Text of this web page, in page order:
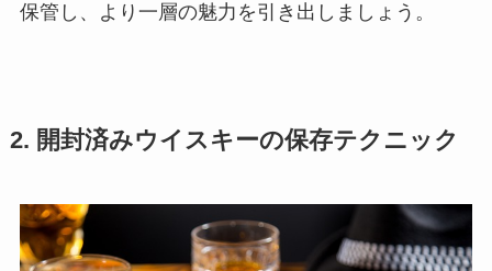
保管し、より一層の魅力を引き出しましょう。
2. 開封済みウイスキーの保存テクニック